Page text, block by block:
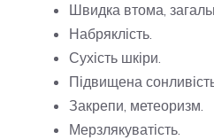
Швидка втома,
Набряклість.
Сухість шкіри.
Підвищена
Закрепи, метеоризм.
Мерзлякуватість.